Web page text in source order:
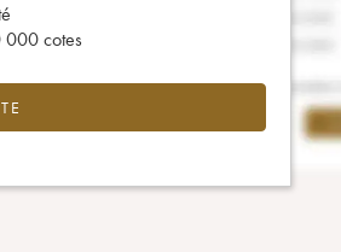
000 cotes